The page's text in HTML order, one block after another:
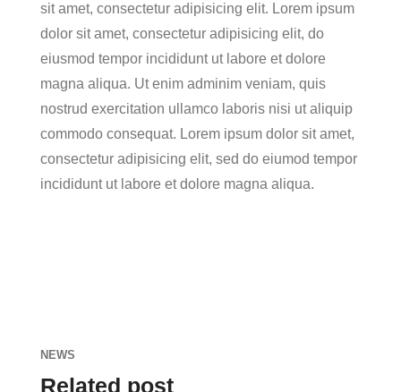
sit amet, consectetur adipisicing elit. Lorem ipsum
dolor sit amet, consectetur adipisicing elit, do
eiusmod tempor incididunt ut labore et dolore
magna aliqua. Ut enim adminim veniam, quis
nostrud exercitation ullamco laboris nisi ut aliquip
commodo consequat. Lorem ipsum dolor sit amet,
consectetur adipisicing elit, sed do eiumod tempor
incididunt ut labore et dolore magna aliqua.
NEWS
Related post